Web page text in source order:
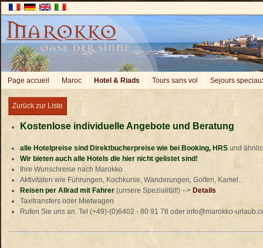
Page accueil Maroc Hotel & Riads Tours sans vol Sejours
Zurück zur Liste
Kostenlose individuelle Angebote und Beratung
alle Hotelpreise sind Direktbucherpreise wie bei Booking, HRS und
Wir bieten auch alle Hotels die hier nicht gelistet sind!
Ihre Wunschreise nach Marokko
Aktivitäten wie Führungen, Kochkurse, Wanderungen, Golfen, Kamel..
Reisen per Allrad mit Fahrer (unsere Spezialität!) --> Details
Taxitransfers oder Mietwagen
Rufen Sie uns an. Tel (+49)-(0)6402 - 80 91 78 oder info@marokko-